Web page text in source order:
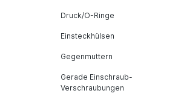
Druck/O-Ringe
Einsteckhülsen
Gegenmuttern
Gerade Einschraub-
Verschraubungen